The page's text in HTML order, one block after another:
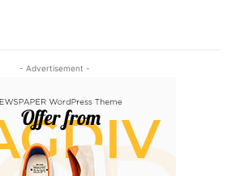
- Advertisement -